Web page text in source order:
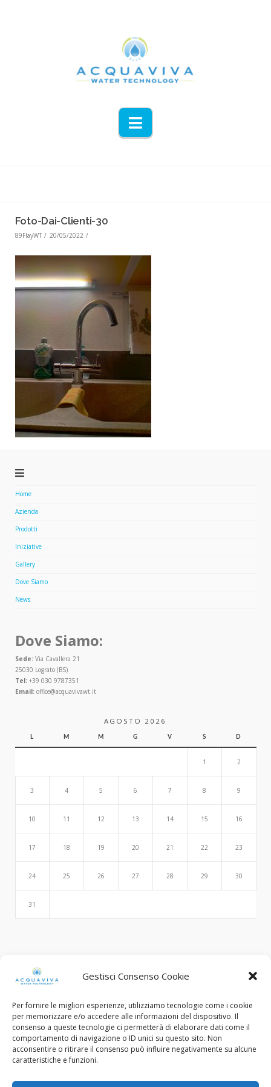
Gestisci Consenso Cookie
Per fornire le migliori esperienze, utilizziamo tecnologie come i cookie
per memorizzare e/o accedere alle informazioni del dispositivo. Il
consenso a queste tecnologie ci permetterà di elaborare dati come il
comportamento di navigazione o ID unici su questo sito. Non
acconsentire o ritirare il consenso può influire negativamente su alcune
caratteristiche e funzioni.
Navigation
Foto-Dai-Clienti-30
89FlayWT 20/05/2022
Home
Azienda
Prodotti
Iniziative
Gallery
Dove Siamo
News
Dove Siamo:
Sede:Via Cavallera 21
25030 Lograto (BS)
Tel:+39 030 9787351
Email:office@acquavivawt.it
AGOSTO 2026
L M M G V S D
1 2
3 4 5 6 7 8 9
10 11 12 13 14 15 16
17 18 19 20 21 22 23
24 25 26 27 28 29 30
31